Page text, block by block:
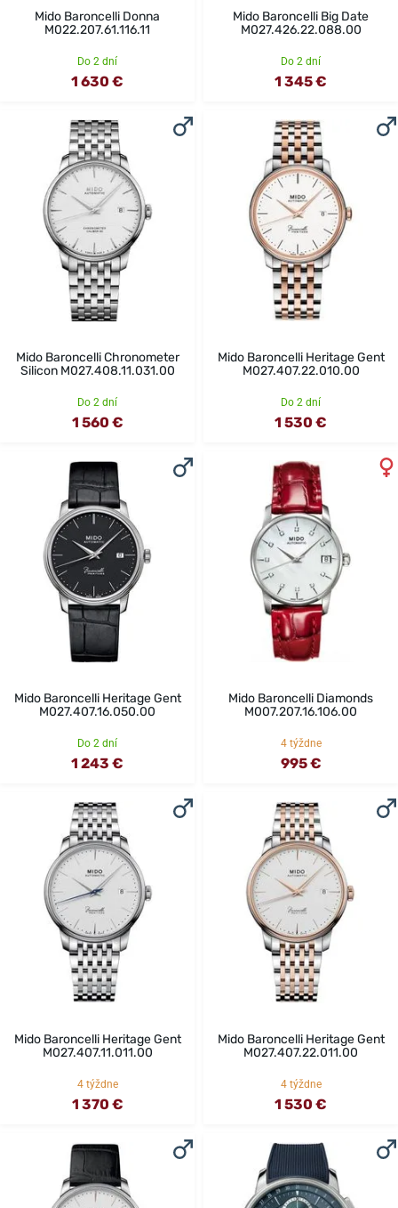
Mido Baroncelli Donna
M022.207.61.116.11
Do 2 dní
1 630 €
Mido Baroncelli Big Date
M027.426.22.088.00
Do 2 dní
1 345 €
Mido Baroncelli Chronometer
Silicon M027.408.11.031.00
Do 2 dní
1 560 €
Mido Baroncelli Heritage Gent
M027.407.22.010.00
Do 2 dní
1 530 €
Mido Baroncelli Heritage Gent
M027.407.16.050.00
Do 2 dní
1 243 €
Mido Baroncelli Diamonds
M007.207.16.106.00
4 týždne
995 €
Mido Baroncelli Heritage Gent
M027.407.11.011.00
4 týždne
1 370 €
Mido Baroncelli Heritage Gent
M027.407.22.011.00
4 týždne
1 530 €